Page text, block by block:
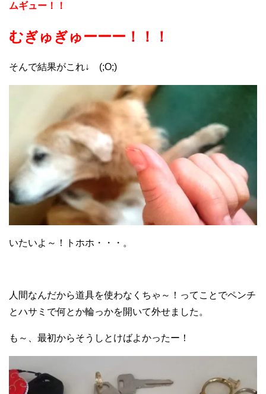
ムギュー！！
むぎゅぎゅーーー！！！
そんで結果がこれ↓ (;O;)
いたいよ～！トホホ・・・。
人間なんだから道具を使わなくちゃ～！ってことでペンチ
とハサミで何とか輪っかを開いて外せました。
も～、最初からそうしとけばよかったー！